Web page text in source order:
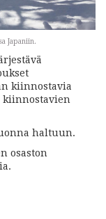
Japaniin.
kiinnostavia
kiinnostavien
haltuun.
osaston